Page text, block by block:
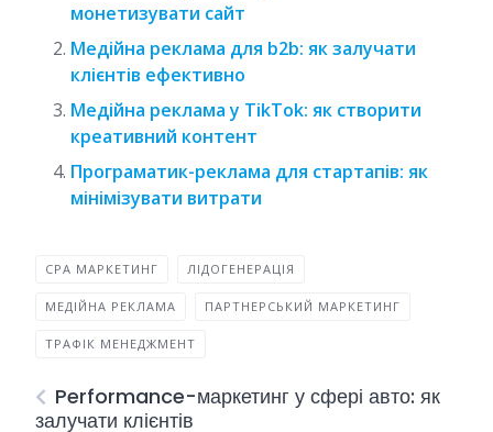
монетизувати сайт
Медійна реклама для b2b: як залучати
клієнтів ефективно
Медійна реклама у TikTok: як створити
креативний контент
Програматик-реклама для стартапів: як
мінімізувати витрати
CPA МАРКЕТИНГ ЛІДОГЕНЕРАЦІЯ
МЕДІЙНА РЕКЛАМА ПАРТНЕРСЬКИЙ МАРКЕТИНГ
ТРАФІК МЕНЕДЖМЕНТ
Performance-маркетинг у сфері авто: як
залучати клієнтів